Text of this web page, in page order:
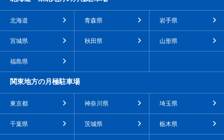
北海道 青森県 岩手県
宮城県 秋田県 山形県
福島県
関東地方の月極駐車場
東京都 神奈川県 埼玉県
千葉県 茨城県 栃木県